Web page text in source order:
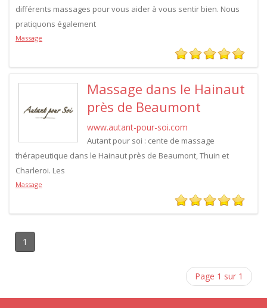
différents massages pour vous aider à vous sentir bien. Nous
pratiquons également
Massage
Massage dans le Hainaut
près de Beaumont
www.autant-pour-soi.com
Autant pour soi : cente de massage
thérapeutique dans le Hainaut près de Beaumont, Thuin et
Charleroi. Les
Massage
1
Page 1 sur 1